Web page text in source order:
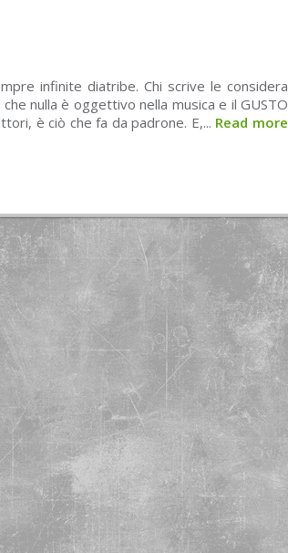
infinite diatribe. Chi scrive le considera
nulla è oggettivo nella musica e il GUSTO
è ciò che fa da padrone. E,... Read more